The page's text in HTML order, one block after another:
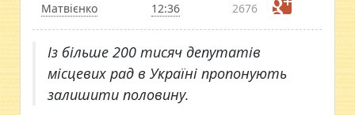
Матвієнко
12:36
2676
Із більше 200 тисяч депутатів
місцевих рад в Україні пропонують
залишити половину.